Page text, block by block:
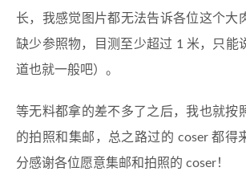
长，我感觉图片都无法告诉各位这个大
缺少参照物，目测至少超过 1 米，只能
道也就一般吧）。
等无料都拿的差不多了之后，我也就按
的拍照和集邮，总之路过的 coser 都得
分感谢各位愿意集邮和拍照的 coser！